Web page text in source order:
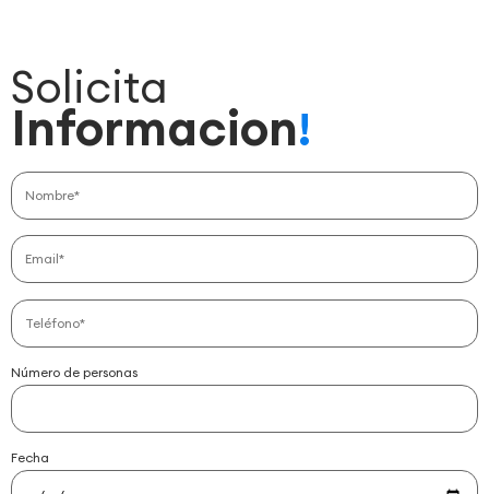
Solicita
Informacion!
Número de personas
Fecha